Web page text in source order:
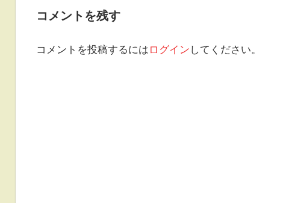
ナ
ビ
投
コメントを残す
コメントを投稿するにはログインしてください。